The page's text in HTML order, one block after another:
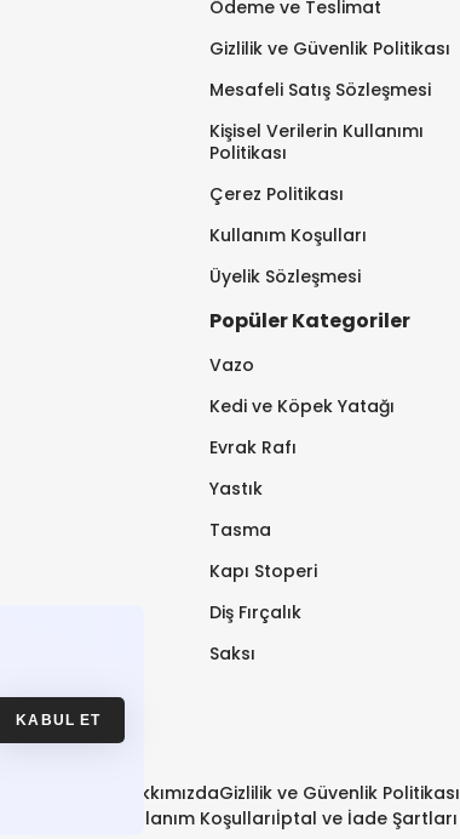
KABUL ET
Ödeme ve Teslimat
Gizlilik ve Güvenlik Politikası
Mesafeli Satış Sözleşmesi
Kişisel Verilerin Kullanımı
Politikası
Çerez Politikası
Kullanım Koşulları
Üyelik Sözleşmesi
Popüler Kategoriler
Vazo
Kedi ve Köpek Yatağı
Evrak Rafı
Yastık
Tasma
Kapı Stoperi
Diş Fırçalık
Saksı
HakkımızdaGizlilik ve Güvenlik Politikası
Kullanım Koşullarıİptal ve İade Şartları